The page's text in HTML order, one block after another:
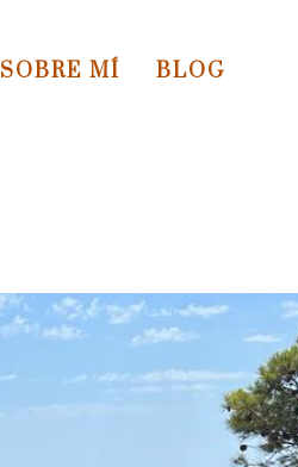
SOBRE MÍ BLOG